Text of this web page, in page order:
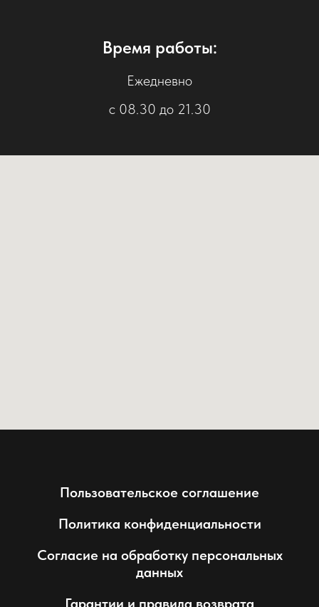
Время работы:
Ежедневно
с 08.30 до 21.30
Пользовательское соглашение
Политика конфиденциальности
Согласие на обработку персональных
данных
Гарантии и правила возврата